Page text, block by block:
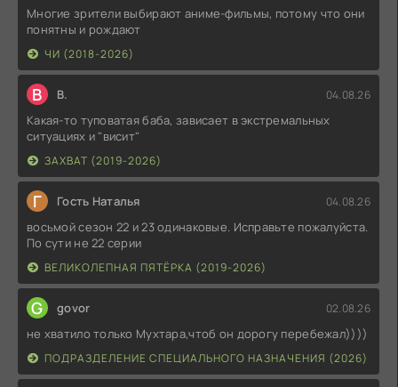
Многие зрители выбирают аниме-фильмы, потому что они
понятны и рождают
ЧИ (2018-2026)
В В. 04.08.26
Какая-то туповатая баба, зависает в экстремальных
ситуациях и "висит"
ЗАХВАТ (2019-2026)
Г Гость Наталья 04.08.26
восьмой сезон 22 и 23 одинаковые. Исправьте пожалуйста.
По сути не 22 серии
ВЕЛИКОЛЕПНАЯ ПЯТЁРКА (2019-2026)
G govor 02.08.26
не хватило только Мухтара,чтоб он дорогу перебежал))))
ПОДРАЗДЕЛЕНИЕ СПЕЦИАЛЬНОГО НАЗНАЧЕНИЯ (2026)